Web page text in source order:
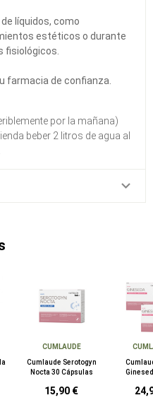
líquidos, como
estéticos o durante
fisiológicos.
farmacia de confianza.
por la mañana)
beber 2 litros de agua al
CUMLAUDE
Cumlaude Serotogyn
Nocta 30 Cápsulas
15,90 €